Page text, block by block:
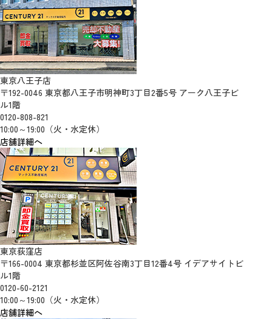
東京八王子店
〒192-0046 東京都八王子市明神町3丁目2番5号 アーク八王子ビ
ル1階
0120-808-821
10:00～19:00（火・水定休）
店舗詳細へ
東京荻窪店
〒166-0004 東京都杉並区阿佐谷南3丁目12番4号 イデアサイトビ
ル1階
0120-60-2121
10:00～19:00（火・水定休）
店舗詳細へ